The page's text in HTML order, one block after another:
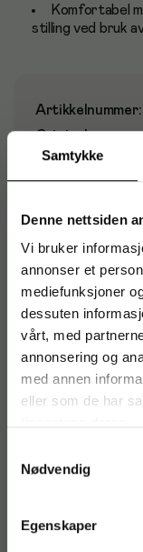
Samtykke
Denne nettsiden
Vi bruker
annonser et
mediefunksjoner
dessuten
vårt, med
annonsering og
med annen
eller som de har
Nødvendig
Egenskaper
Komfortabel
stilling ved bruk
Artikkelnummer:
Originalnummer:
EAN:
Materiale
Størrelse
Tykkelse
Antimikrobiell
Vi tipser